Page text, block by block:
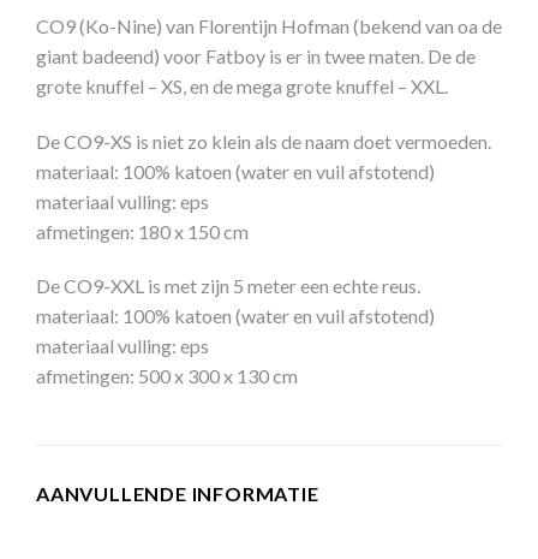
CO9 (Ko-Nine) van Florentijn Hofman (bekend van oa de
giant badeend) voor Fatboy is er in twee maten. De de
grote knuffel – XS, en de mega grote knuffel – XXL.
De CO9-XS is niet zo klein als de naam doet vermoeden.
materiaal: 100% katoen (water en vuil afstotend)
materiaal vulling: eps
afmetingen: 180 x 150 cm
De CO9-XXL is met zijn 5 meter een echte reus.
materiaal: 100% katoen (water en vuil afstotend)
materiaal vulling: eps
afmetingen: 500 x 300 x 130 cm
AANVULLENDE INFORMATIE